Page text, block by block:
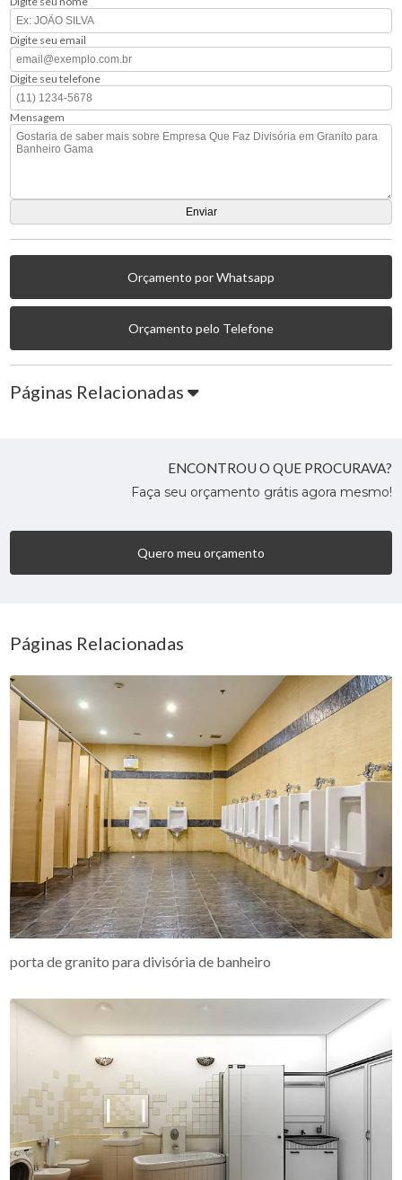
Digite seu email
Digite seu telefone
Mensagem
Orçamento por Whatsapp
Orçamento pelo Telefone
Páginas Relacionadas
ENCONTROU O QUE PROCURAVA?
Faça seu orçamento grátis agora mesmo!
Quero meu orçamento
Páginas Relacionadas
porta de granito para divisória de banheiro